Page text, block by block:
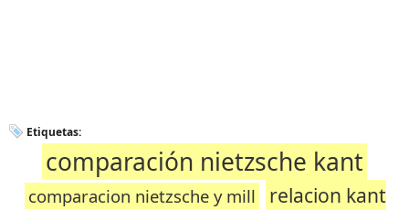
Etiquetas:
comparación nietzsche kant
comparacion nietzsche y mill
relacion kant